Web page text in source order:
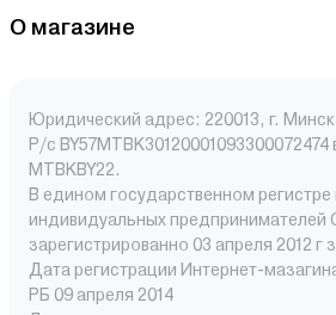
О магазине
Юридический адрес: 220013, г.
Р/с
MTBKBY22.
В едином государственном
индивидуальных предпринимателей
зарегистрированно 03 апреля 2012 г
Дата регистрации Интернет-
РБ 09 апреля 2014